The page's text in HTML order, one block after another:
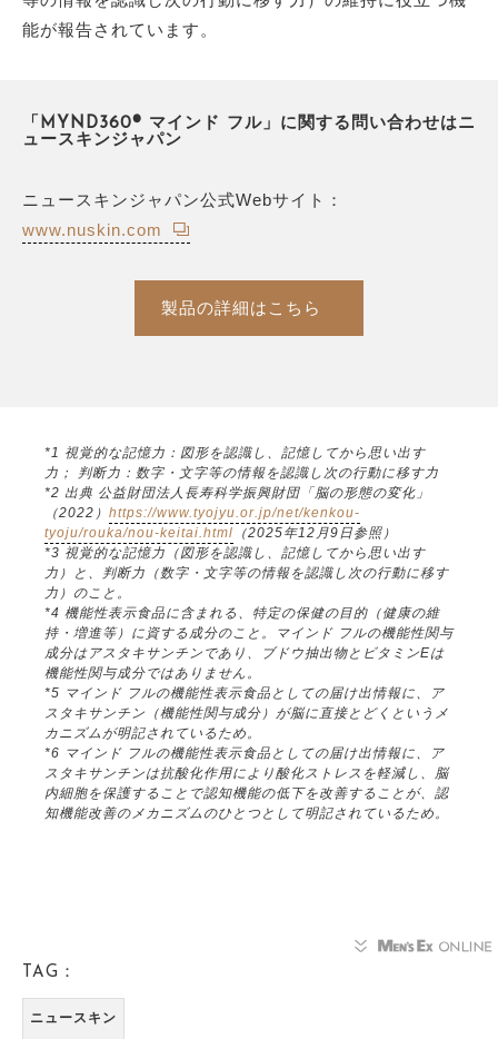
能が報告されています。
「MYND360® マインド フル」に関する問い合わせはニ
ュースキンジャパン
ニュースキンジャパン公式Webサイト：
www.nuskin.com
製品の詳細はこちら
*1 視覚的な記憶力：図形を認識し、記憶してから思い出す
力； 判断力：数字・文字等の情報を認識し次の行動に移す力
*2 出典 公益財団法人長寿科学振興財団「脳の形態の変化」
（2022） https://www.tyojyu.or.jp/net/kenkou-
tyoju/rouka/nou-keitai.html （2025年12月9日参照）
*3 視覚的な記憶力（図形を認識し、記憶してから思い出す
力）と、判断力（数字・文字等の情報を認識し次の行動に移す
力）のこと。
*4 機能性表示食品に含まれる、特定の保健の目的（健康の維
持・増進等）に資する成分のこと。マインド フルの機能性関与
成分はアスタキサンチンであり、ブドウ抽出物とビタミンEは
機能性関与成分ではありません。
*5 マインド フルの機能性表示食品としての届け出情報に、ア
スタキサンチン（機能性関与成分）が脳に直接とどくというメ
カニズムが明記されているため。
*6 マインド フルの機能性表示食品としての届け出情報に、ア
スタキサンチンは抗酸化作用により酸化ストレスを軽減し、脳
内細胞を保護することで認知機能の低下を改善することが、認
知機能改善のメカニズムのひとつとして明記されているため。
TAG：
ニュースキン